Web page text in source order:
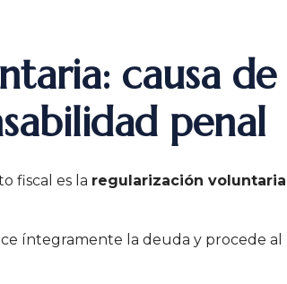
causa de
penal
fiscal es la regularización voluntaria
íntegramente la deuda y procede al